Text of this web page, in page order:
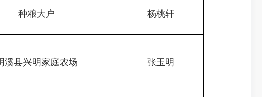
种粮大户 杨桃轩
溪县兴明家庭农场 张玉明